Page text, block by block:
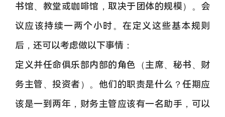
书馆、教堂或咖啡馆，取决于团体的规模）。会
议应该持续一两个小时。在定义这些基本规则
后，还可以考虑做以下事情：
定义并任命俱乐部内部的角色（主席、秘书、财
务主管、投资者）。他们的职责是什么？任期应
该是一到两年，财务主管应该有一名助手，可以